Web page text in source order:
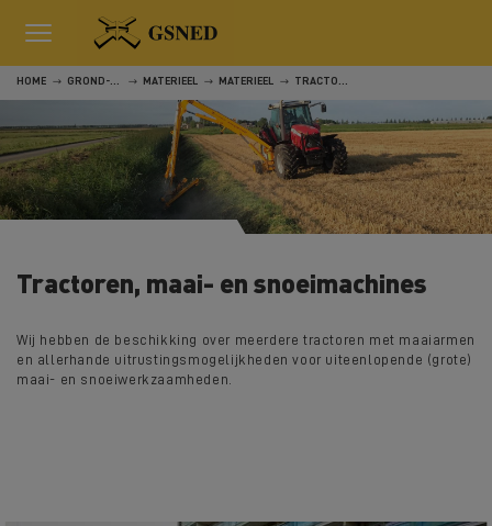
HOME GROND-, WEG- EN WATERWERKEN MATERIEEL MATERIEEL TRACTOREN, MAAI- EN SNOEIMACHINES
Tractoren, maai- en snoeimachines
Wij hebben de beschikking over meerdere tractoren met maaiarmen
en allerhande uitrustingsmogelijkheden voor uiteenlopende (grote)
maai- en snoeiwerkzaamheden.